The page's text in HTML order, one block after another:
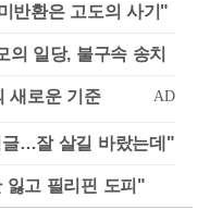
반환은 고도의 사기"
일당, 불구속 송치
글…잘 살길 바랐는데"
잃고 필리핀 도피"